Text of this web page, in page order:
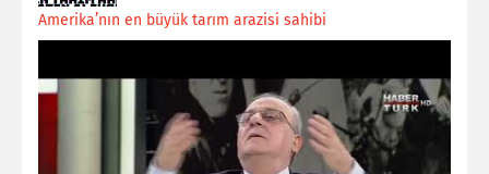
Amerika’nın en büyük tarım arazisi sahibi